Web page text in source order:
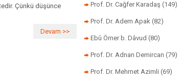
Çünkü düşünce
Devam >>
Prof. Dr. Cağfer Karadaş (149)
Prof. Dr. Adem Apak (82)
Ebû Ömer b. Dâvud (80)
Prof. Dr. Adnan Demircan (79)
Prof. Dr. Mehmet Azimli (69)